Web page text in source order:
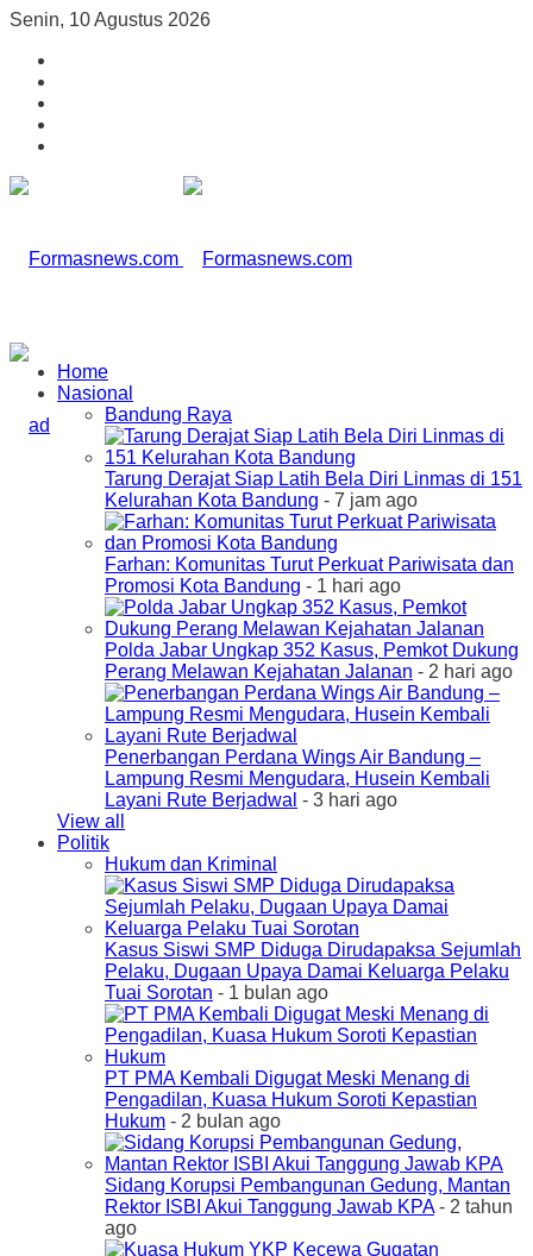
Senin, 10 Agustus 2026
Home
Nasional
Bandung Raya
Tarung Derajat Siap Latih Bela Diri Linmas di 151
Kelurahan Kota Bandung - 7 jam ago
Farhan: Komunitas Turut Perkuat Pariwisata dan
Promosi Kota Bandung - 1 hari ago
Polda Jabar Ungkap 352 Kasus, Pemkot Dukung
Perang Melawan Kejahatan Jalanan - 2 hari ago
Penerbangan Perdana Wings Air Bandung –
Lampung Resmi Mengudara, Husein Kembali
Layani Rute Berjadwal - 3 hari ago
View all
Politik
Hukum dan Kriminal
Kasus Siswi SMP Diduga Dirudapaksa Sejumlah
Pelaku, Dugaan Upaya Damai Keluarga Pelaku
Tuai Sorotan - 1 bulan ago
PT PMA Kembali Digugat Meski Menang di
Pengadilan, Kuasa Hukum Soroti Kepastian
Hukum - 2 bulan ago
Sidang Korupsi Pembangunan Gedung, Mantan
Rektor ISBI Akui Tanggung Jawab KPA- 2 tahun
ago